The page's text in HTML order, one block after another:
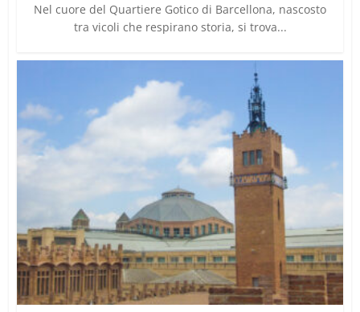
Nel cuore del Quartiere Gotico di Barcellona, nascosto
tra vicoli che respirano storia, si trova...